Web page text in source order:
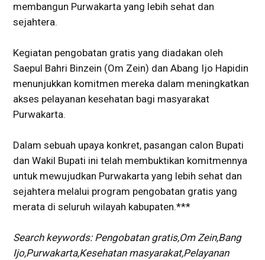
membangun Purwakarta yang lebih sehat dan
sejahtera.
Kegiatan pengobatan gratis yang diadakan oleh
Saepul Bahri Binzein (Om Zein) dan Abang Ijo Hapidin
menunjukkan komitmen mereka dalam meningkatkan
akses pelayanan kesehatan bagi masyarakat
Purwakarta.
Dalam sebuah upaya konkret, pasangan calon Bupati
dan Wakil Bupati ini telah membuktikan komitmennya
untuk mewujudkan Purwakarta yang lebih sehat dan
sejahtera melalui program pengobatan gratis yang
merata di seluruh wilayah kabupaten.***
Search keywords: Pengobatan gratis,Om Zein,Bang
Ijo,Purwakarta,Kesehatan masyarakat,Pelayanan